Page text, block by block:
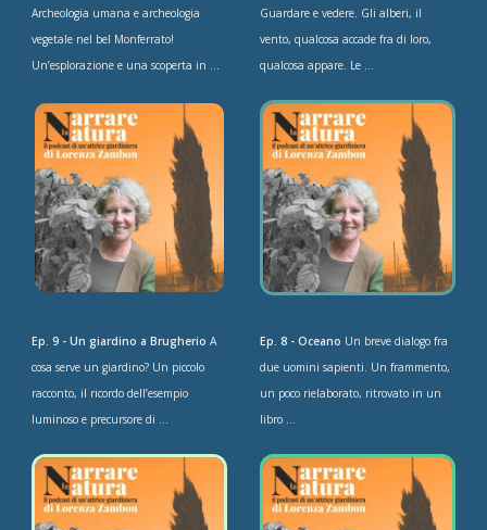
Archeologia umana e archeologia
vegetale nel bel Monferrato!
Un’esplorazione e una scoperta in ...
Guardare e vedere. Gli alberi, il
vento, qualcosa accade fra di loro,
qualcosa appare. Le ...
Ep. 9 - Un giardino a Brugherio A
cosa serve un giardino? Un piccolo
racconto, il ricordo dell’esempio
luminoso e precursore di ...
Ep. 8 - Oceano Un breve dialogo fra
due uomini sapienti. Un frammento,
un poco rielaborato, ritrovato in un
libro ...